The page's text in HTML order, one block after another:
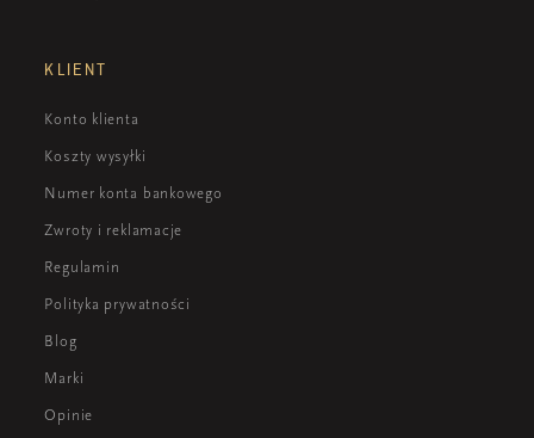
KLIENT
Konto klienta
Koszty wysyłki
Numer konta bankowego
Zwroty i reklamacje
Regulamin
Polityka prywatności
Blog
Marki
Opinie